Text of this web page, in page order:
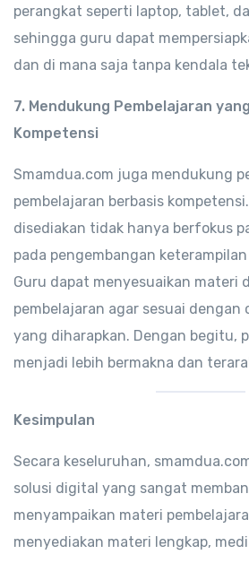
perangkat seperti laptop, tablet,
sehingga guru dapat
dan di mana saja tanpa kendala
7. Mendukung Pembelajaran
Kompetensi
Smamdua.com juga mendukung
pembelajaran berbasis
disediakan tidak hanya berfokus
pada pengembangan
Guru dapat menyesuaikan materi
pembelajaran agar sesuai dengan
yang diharapkan. Dengan begitu,
menjadi lebih bermakna dan
Kesimpulan
Secara keseluruhan,
solusi digital yang sangat
menyampaikan materi
menyediakan materi lengkap,